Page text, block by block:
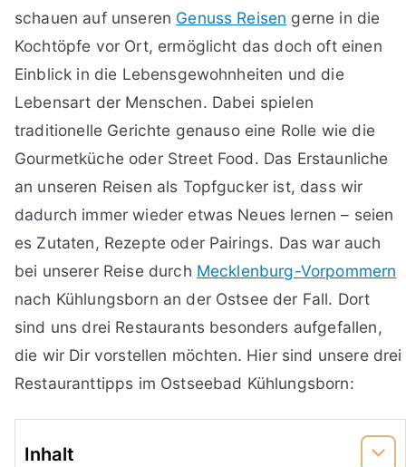
schauen auf unseren Genuss Reisen gerne in die
Kochtöpfe vor Ort, ermöglicht das doch oft einen
Einblick in die Lebensgewohnheiten und die
Lebensart der Menschen. Dabei spielen
traditionelle Gerichte genauso eine Rolle wie die
Gourmetküche oder Street Food. Das Erstaunliche
an unseren Reisen als Topfgucker ist, dass wir
dadurch immer wieder etwas Neues lernen – seien
es Zutaten, Rezepte oder Pairings. Das war auch
bei unserer Reise durch Mecklenburg-Vorpommern
nach Kühlungsborn an der Ostsee der Fall. Dort
sind uns drei Restaurants besonders aufgefallen,
die wir Dir vorstellen möchten. Hier sind unsere drei
Restauranttipps im Ostseebad Kühlungsborn:
Inhalt